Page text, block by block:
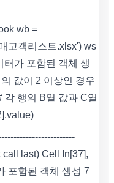
wb =
고객리스트.xlsx') ws
가 포함된 객체 생
값이 2 이상인 경우
각 행의 B열 값과 C열
last) Cell In[37],
포함된 객체 생성 7